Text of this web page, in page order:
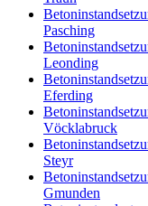
Pasching
Leonding
Eferding
Vöcklabruck
Steyr
Gmunden